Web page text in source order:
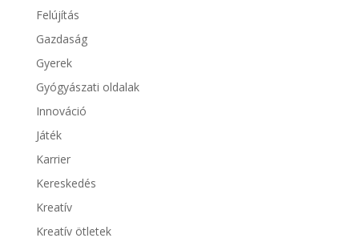
Felújítás
Gazdaság
Gyerek
Gyógyászati oldalak
Innováció
Játék
Karrier
Kereskedés
Kreatív
Kreatív ötletek